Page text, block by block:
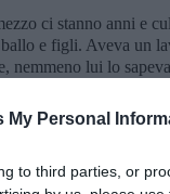
My Personal
to third parties, or
ci stanno anni e
e figli. Aveva un
nemmeno lui lo
il calcetto e
incontrava Maria, a